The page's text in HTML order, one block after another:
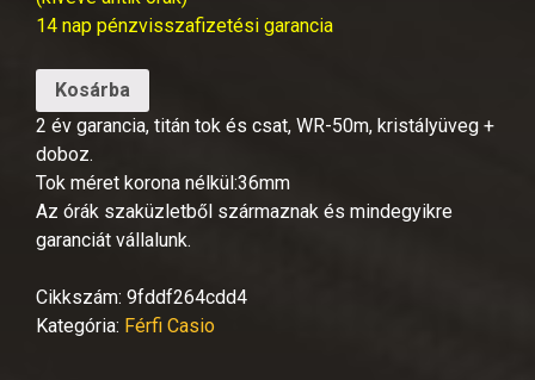
14 nap pénzvisszafizetési garancia
Kosárba
2 év garancia, titán tok és csat, WR-50m, kristályüveg +
doboz.
Tok méret korona nélkül:36mm
Az órák szaküzletből származnak és mindegyikre
garanciát vállalunk.
Cikkszám: 9fddf264cdd4
Kategória: Férfi Casio